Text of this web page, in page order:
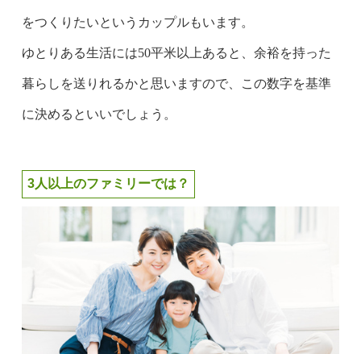
をつくりたいというカップルもいます。
ゆとりある生活には50平米以上あると、余裕を持った
暮らしを送りれるかと思いますので、この数字を基準
に決めるといいでしょう。
3人以上のファミリーでは？